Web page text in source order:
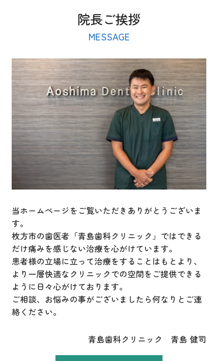
院長ご挨拶
MESSAGE
当ホームページをご覧いただきありがとうございま
す。
枚方市の歯医者「青島歯科クリニック」ではできる
だけ痛みを感じない治療を心がけています。
患者様の立場に立って治療をすることはもとより、
より一層快適なクリニックでの空間をご提供できる
ように日々心がけております。
ご相談、お悩みの事がございましたら何なりとご連
絡ください。
青島歯科クリニック 青島 健司